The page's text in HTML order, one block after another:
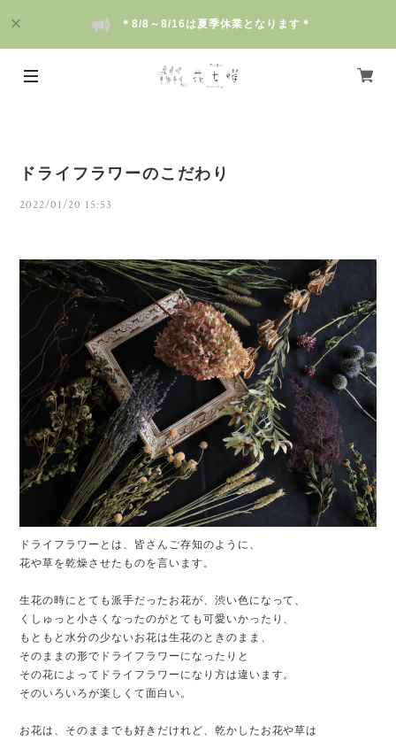
＊8/8～8/16は夏季休業となります＊
ドライフラワーのこだわり
2022/01/20 15:53
ドライフラワーとは、皆さんご存知のように、
花や草を乾燥させたものを言います。
生花の時にとても派手だったお花が、渋い色になって、
くしゅっと小さくなったのがとても可愛いかったり、
もともと水分の少ないお花は生花のときのまま、
そのままの形でドライフラワーになったりと
その花によってドライフラワーになり方は違います。
そのいろいろが楽しくて面白い。
お花は、そのままでも好きだけれど、乾かしたお花や草は